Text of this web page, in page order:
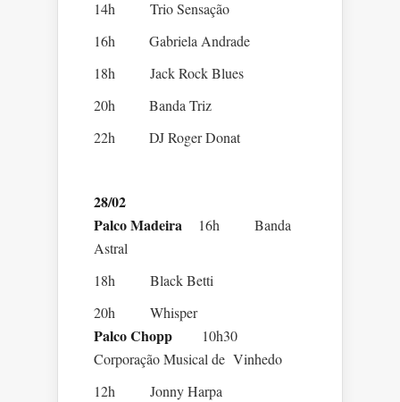
14h Trio Sensação
16h Gabriela Andrade
18h Jack Rock Blues
20h Banda Triz
22h DJ Roger Donat
28/02
Palco Madeira
16h Banda
Astral
18h Black Betti
20h Whisper
Palco Chopp
10h30
Corporação Musical de Vinhedo
12h Jonny Harpa